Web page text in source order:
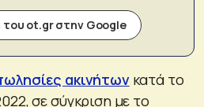
ot.gr στην Google
ακινήτωνκατά το
σε σύγκριση με το